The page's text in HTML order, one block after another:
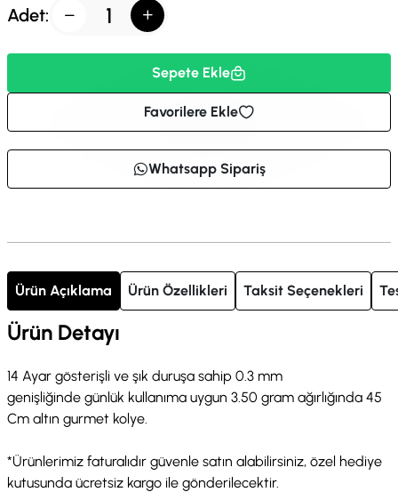
Adet:
Sepete Ekle
Favorilere Ekle
Whatsapp Sipariş
Ürün Açıklama Ürün Özellikleri Taksit Seçenekleri
Ürün Detayı
14 Ayar gösterişli ve şık duruşa sahip 0.3 mm
genişliğinde günlük kullanıma uygun 3.50 gram ağırlığında 45
Cm altın gurmet kolye.
*Ürünlerimiz faturalıdır güvenle satın alabilirsiniz, özel hediye
kutusunda ücretsiz kargo ile gönderilecektir.